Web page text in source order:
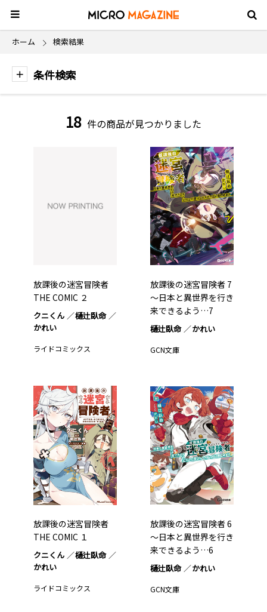
ホーム 検索結果
条件検索
18 件の商品が見つかりました
放課後の迷宮冒険者
THE COMIC ２
クニくん
樋辻臥命
かれい
ライドコミックス
放課後の迷宮冒険者 7
～日本と異世界を行き
来できるよう…7
樋辻臥命 かれい
GCN文庫
放課後の迷宮冒険者
THE COMIC １
クニくん
樋辻臥命
かれい
ライドコミックス
放課後の迷宮冒険者 6
～日本と異世界を行き
来できるよう…6
樋辻臥命 かれい
GCN文庫